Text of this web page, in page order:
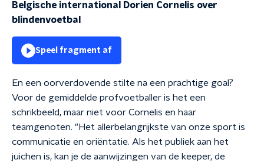
Belgische international Dorien Cornelis over
blindenvoetbal
Speel fragment af
En een oorverdovende stilte na een prachtige goal?
Voor de gemiddelde profvoetballer is het een
schrikbeeld, maar niet voor Cornelis en haar
teamgenoten. "Het allerbelangrijkste van onze sport is
communicatie en oriëntatie. Als het publiek aan het
juichen is, kan je de aanwijzingen van de keeper, de